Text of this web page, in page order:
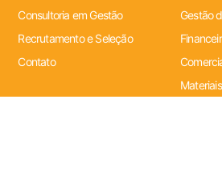
Consultoria em Gestão
Recrutamento e Seleção
Contato
Gestão